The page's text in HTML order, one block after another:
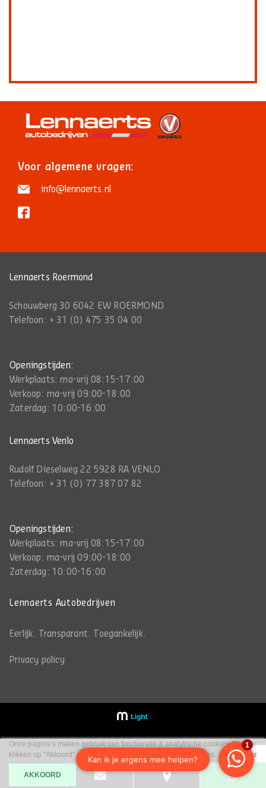
Voor algemene vragen:
info@lennaerts.nl
Lennaerts Roermond
Schouwberg 30 6042 EW ROERMOND
Telefoon: + 31 (0) 475 35 04 00
Openingstijden:
Werkplaats: ma-vrij 08:15-17:00
Verkoop: ma-vrij 09:00-18:00
Zaterdag: 10:00-16:00
Lennaerts Venlo
Rudolf Dieselweg 22 5928 RA VENLO
Telefoon: + 31 (0) 77 387 07 82
Openingstijden:
Werkplaats: ma-vrij 08:15-17:00
Verkoop: ma-vrij 09:00-18:00
Zaterdag: 10:00-16:00
Lennaerts Autobedrijven
Eerlijk. Transparant. Toegankelijk.
Privacy policy
Onze pagina’s maken gebruik van functionele & analytische cookies. Door te
klikken op "Akkoord" ga je akkoord met ons gebruik van cookies.
Lees meer
AKKOORD